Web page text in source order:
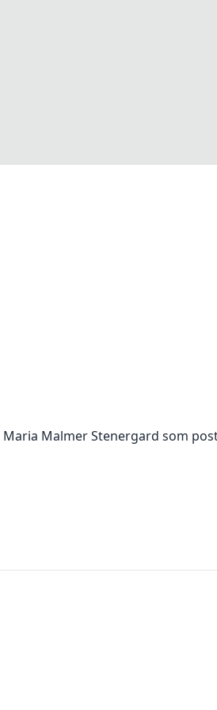
Maria Malmer Stenergard som